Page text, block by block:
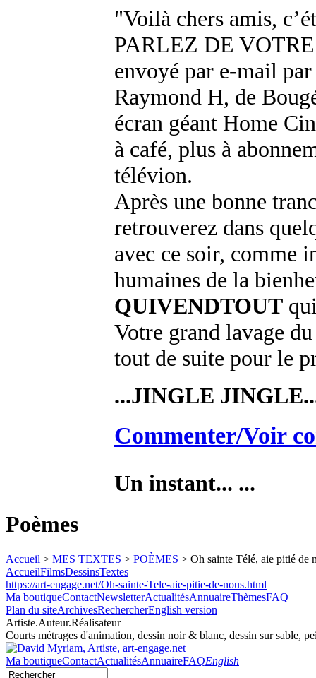
"Voilà chers amis,
PARLEZ DE
envoyé par e-mail
Raymond H, de
écran géant Home
à café, plus à
télévion.
Après une bonne
retrouverez dans
avec ce soir, comme
humaines de la
QUIVENDTOUT
Votre grand lavage
tout de suite pour le
...JINGLE
Commenter/Voir
Un instant... ...
Poèmes
Accueil > MES TEXTES > POÈMES > Oh sainte Télé, aie pitié de
AccueilFilmsDessinsTextes
https://art-engage.net/Oh-sainte-Tele-aie-pitie-de-nous.html
Ma boutiqueContactNewsletterActualitésAnnuaireThèmesFAQ
Plan du siteArchivesRechercherEnglish version
Artiste.Auteur.Réalisateur
Courts métrages d'animation, dessin noir & blanc, dessin sur sable,
Ma boutiqueContactActualitésAnnuaireFAQEnglish